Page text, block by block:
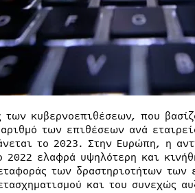
των κυβερνοεπιθέσεων, που
των επιθέσεων ανά
το 2023. Στην Ευρώπη, η
2022 ελαφρά υψηλότερη και
των δραστηριοτήτων
και του συνεχώς